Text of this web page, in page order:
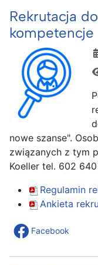
Rekrutacja
kompetencje
nowe szanse".
związanych z tym
Koeller tel. 602
Regulamin
Ankieta
Facebook